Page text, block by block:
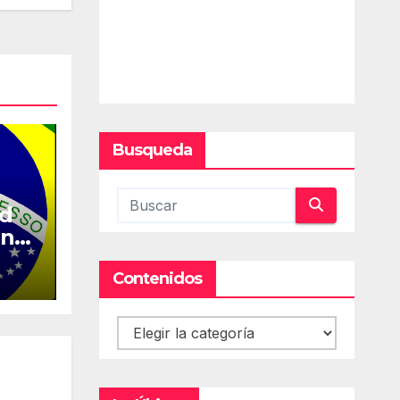
Busqueda
Contenidos
Contenidos